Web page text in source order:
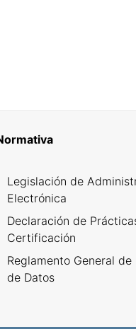
Legislación de
Electrónica
Declaración de
Certificación
Reglamento General
de Datos